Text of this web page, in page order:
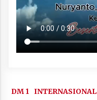
DM 1 INTERNASIONAL